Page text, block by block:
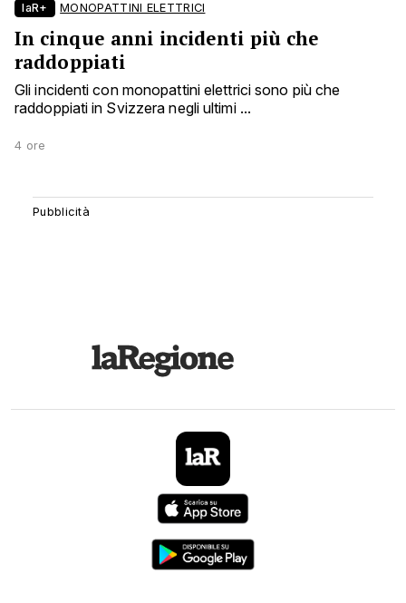
laR+ MONOPATTINI ELETTRICI
In cinque anni incidenti più che
raddoppiati
Gli incidenti con monopattini elettrici sono più che
raddoppiati in Svizzera negli ultimi ...
4 ore